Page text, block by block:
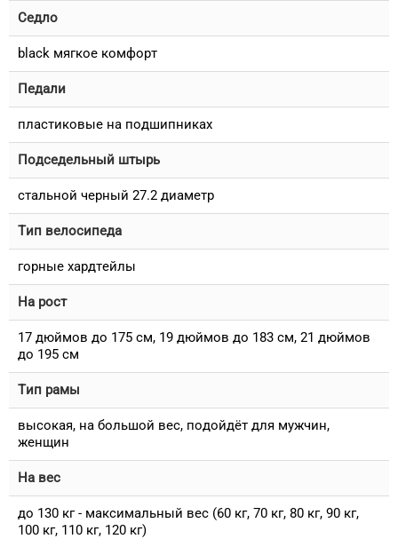
Седло
black мягкое комфорт
Педали
пластиковые на подшипниках
Подседельный штырь
стальной черный 27.2 диаметр
Тип велосипеда
горные хардтейлы
На рост
17 дюймов до 175 см, 19 дюймов до 183 см, 21 дюймов
до 195 см
Тип рамы
высокая, на большой вес, подойдёт для мужчин,
женщин
На вес
до 130 кг - максимальный вес (60 кг, 70 кг, 80 кг, 90 кг,
100 кг, 110 кг, 120 кг)